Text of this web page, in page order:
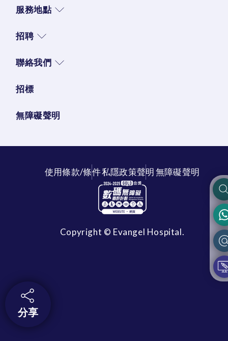
服務地點
招聘
聯絡我們
招標
無障礙聲明
使用條款/條件私隱政策聲明無障礙聲明
Copyright © Evangel Hospital.
分享